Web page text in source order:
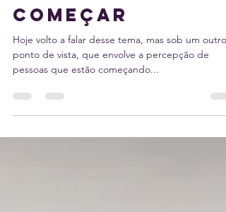
figurino para
começar
Hoje volto a falar desse tema, mas sob um outro
pessoas que estão começando...